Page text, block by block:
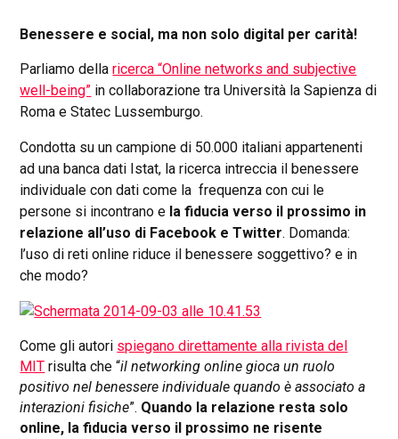
Benessere e social, ma non solo digital per carità!
Parliamo dellaricerca “Online networks and subjective
well-being” in collaborazione tra Università la Sapienza di
Roma e Statec Lussemburgo.
Condotta su un campione di 50.000 italiani appartenenti
ad una banca dati Istat, la ricerca intreccia il benessere
individuale con dati come la frequenza con cui le
persone si incontrano e la fiducia verso il prossimo in
relazione all’uso di Facebook e Twitter. Domanda:
l’uso di reti online riduce il benessere soggettivo? e in
che modo?
Come gli autori spiegano direttamente alla rivista del
MIT risulta che “il networking online gioca un ruolo
positivo nel benessere individuale quando è associato a
interazioni fisiche”. Quando la relazione resta solo
online, la fiducia verso il prossimo ne risente